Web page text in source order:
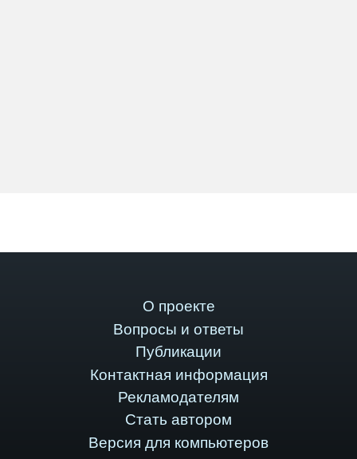
О проекте
Вопросы и ответы
Публикации
Контактная информация
Рекламодателям
Стать автором
Версия для компьютеров